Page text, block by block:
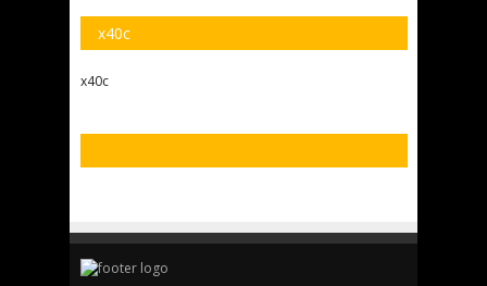
x40c
x40c